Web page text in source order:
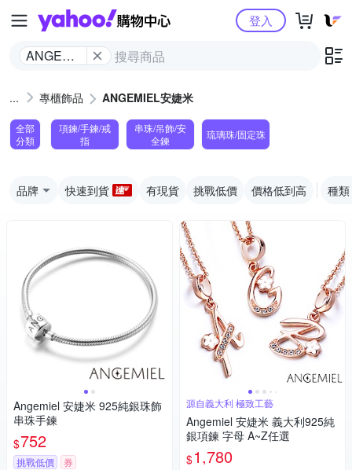
Yahoo購物中心
ANGEMIEL
登入
專櫃飾品 ANGEMIEL安婕米
全部
分類
項鍊/手鍊/戒
指
串珠/吊飾/安
全鍊
琉璃珠/固定珠
品牌 快速到貨 有現貨 挑戰低價 價格低到高 種類
Angemiel 安婕米 925純銀珠飾
串珠手鍊
$752
挑戰低價 券
源自義大利 極致工藝
Angemiel 安婕米 義大利925純
銀項鍊 字母 A~Z任選
$1,780